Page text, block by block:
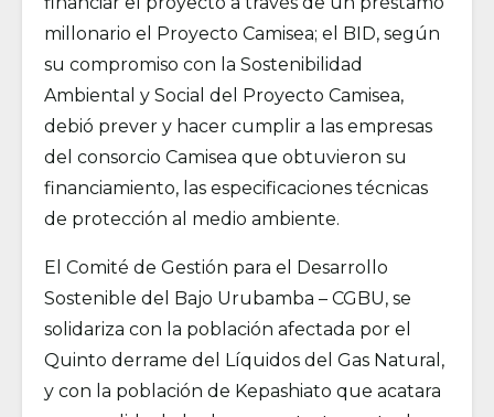
millonario el Proyecto Camisea; el BID, según
su compromiso con la Sostenibilidad
Ambiental y Social del Proyecto Camisea,
debió prever y hacer cumplir a las empresas
del consorcio Camisea que obtuvieron su
financiamiento, las especificaciones técnicas
de protección al medio ambiente.
El Comité de Gestión para el Desarrollo
Sostenible del Bajo Urubamba – CGBU, se
solidariza con la población afectada por el
Quinto derrame del Líquidos del Gas Natural,
y con la población de Kepashiato que acatara